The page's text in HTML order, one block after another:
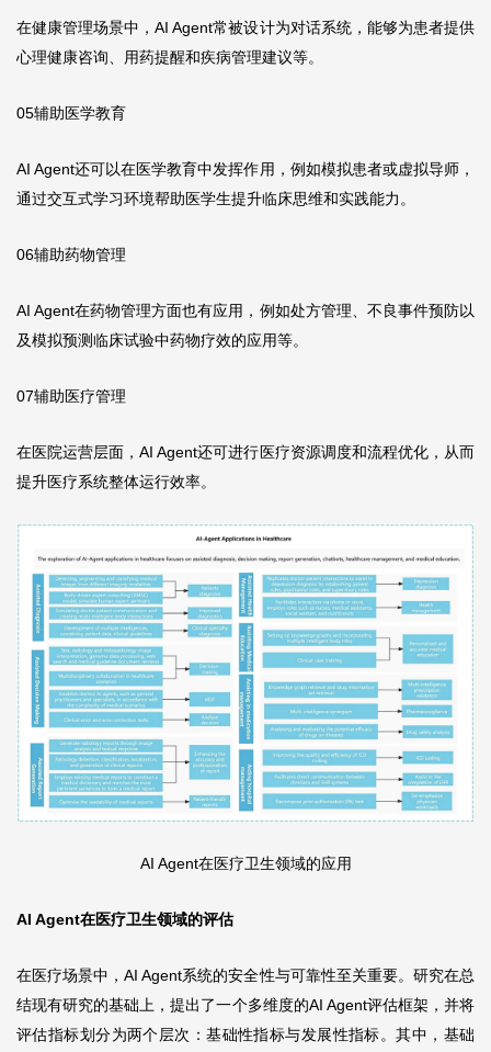
在健康管理场景中，AI Agent常被设计为对话系统，能够为患者提供
心理健康咨询、用药提醒和疾病管理建议等。
05辅助医学教育
AI Agent还可以在医学教育中发挥作用，例如模拟患者或虚拟导师，
通过交互式学习环境帮助医学生提升临床思维和实践能力。
06辅助药物管理
AI Agent在药物管理方面也有应用，例如处方管理、不良事件预防以
及模拟预测临床试验中药物疗效的应用等。
07辅助医疗管理
在医院运营层面，AI Agent还可进行医疗资源调度和流程优化，从而
提升医疗系统整体运行效率。
AI Agent在医疗卫生领域的应用
AI Agent在医疗卫生领域的评估
在医疗场景中，AI Agent系统的安全性与可靠性至关重要。研究在总
结现有研究的基础上，提出了一个多维度的AI Agent评估框架，并将
评估指标划分为两个层次：基础性指标与发展性指标。其中，基础